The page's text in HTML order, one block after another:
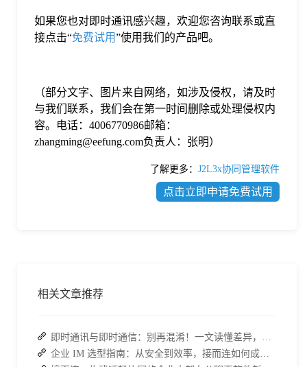
如果您也对即时通讯感兴趣，欢迎您咨询联系或直
接点击“免费试用”使用我们的产品吧。
（部分文字、图片来自网络，如涉及侵权，请及时
与我们联系，我们会在第一时间删除或处理侵权内
容。电话：4006770986邮箱：
zhangming@eefung.com负责人：张明）
了解更多： J2L3x协同管理软件
点击立即申请免费试用
相关文章推荐